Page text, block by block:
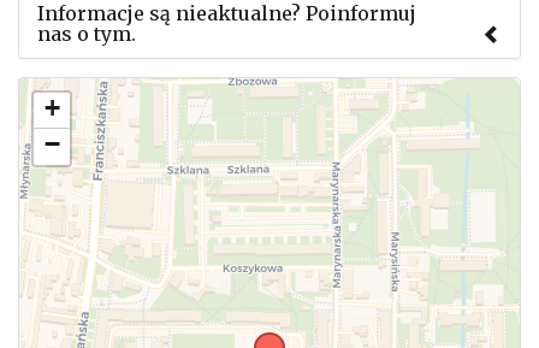
Informacje są nieaktualne? Poinformuj
nas o tym.
Użyj tego formularza aby przesłać informację o
zmianach w powyższym mityngu.
+
−